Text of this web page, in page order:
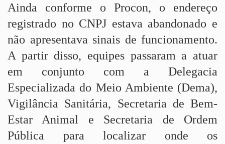
Ainda conforme o Procon, o endereço
registrado no CNPJ estava abandonado e
não apresentava sinais de funcionamento.
A partir disso, equipes passaram a atuar
em conjunto com a Delegacia
Especializada do Meio Ambiente (Dema),
Vigilância Sanitária, Secretaria de Bem-
Estar Animal e Secretaria de Ordem
Pública para localizar onde os